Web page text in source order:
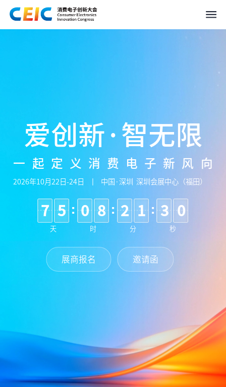
爱创新·智无限
一起定义消费电子新风向
2026年10月22日-24日 中国·深圳 深圳会展中心（福田）
展商报名 邀请函
7 5
天
0 8
时
2 1
分
3 0
秒